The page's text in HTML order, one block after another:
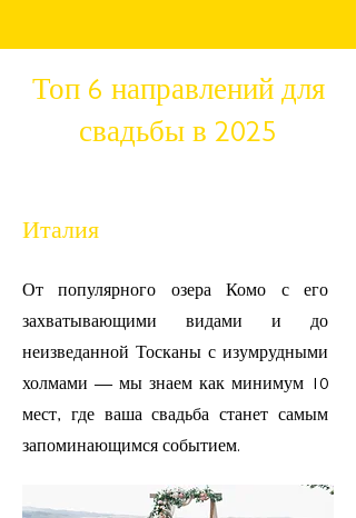
Топ 6 направлений для
свадьбы в 2025
Италия
От популярного озера Комо с его
захватывающими видами и до
неизведанной Тосканы с изумрудными
холмами — мы знаем как минимум 10
мест, где ваша свадьба станет самым
запоминающимся событием.